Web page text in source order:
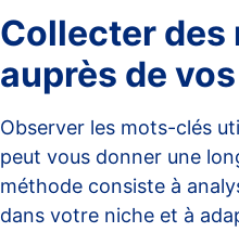
Collecter
auprès de
Observer les mots-clés
peut vous donner une
méthode consiste à
dans votre niche et à